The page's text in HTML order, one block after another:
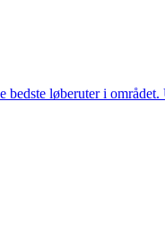
bedste løberuter i